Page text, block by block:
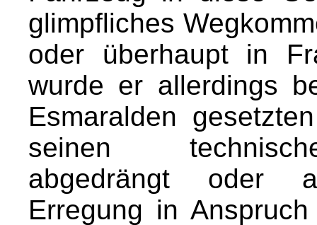
glimpfliches
oder überhaupt in
wurde er allerdings
Esmaralden
seinen
abgedrängt oder
Erregung in